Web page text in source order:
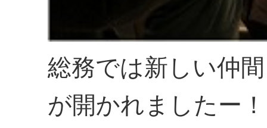
総務では新しい仲
が開かれましたー！